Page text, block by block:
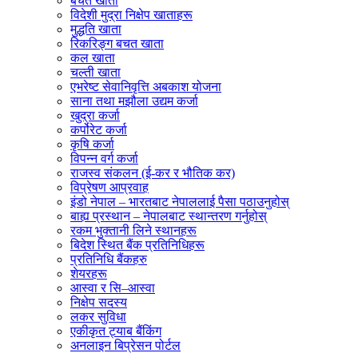
विदेशी मुद्रा निक्षेप खाताहरू
मुद्धति खाता
रिकरिङ्ग बचत खाता
कल खाता
चल्ती खाता
एभरेष्ट सेवानिवृत्ति अबकाश योजना
साना तथा मझौला उद्यम कर्जा
खुद्रा कर्जा
कर्पोरेट कर्जा
कृषि कर्जा
विपन्न वर्ग कर्जा
राजस्व संकलन (ई-कर र भौतिक कर)
विप्रेषण आप्रवाह
इंडो नेपाल – भारतबाट नेपाललाई पैसा पठाउनुहोस्
बाह्य प्रस्थान – नेपालबाट स्थान्तरण गर्नुहोस्
रकम भुक्तानी लिने स्थानहरू
बिदेश स्थित बैंक प्रतिनिधिहरू
प्रतिनिधि बैंकहरु
शेयरहरू
आस्वा र सि–आस्वा
निक्षेप सदस्य
लकर सुविधा
एकीकृत ट्याब बैंकिंग
अनलाइन बिप्रेसन पोर्टल